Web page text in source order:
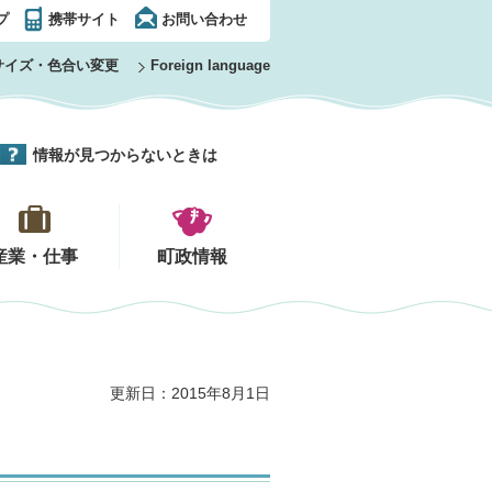
携帯サイト お問い合わせ
イズ・色合い変更 Foreign language
情報が見つからないときは
業・仕事 町政情報
更新日：2015年8月1日